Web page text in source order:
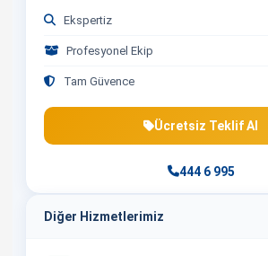
Ekspertiz
Profesyonel Ekip
Tam Güvence
Ücretsiz Teklif Al
444 6 995
Diğer Hizmetlerimiz